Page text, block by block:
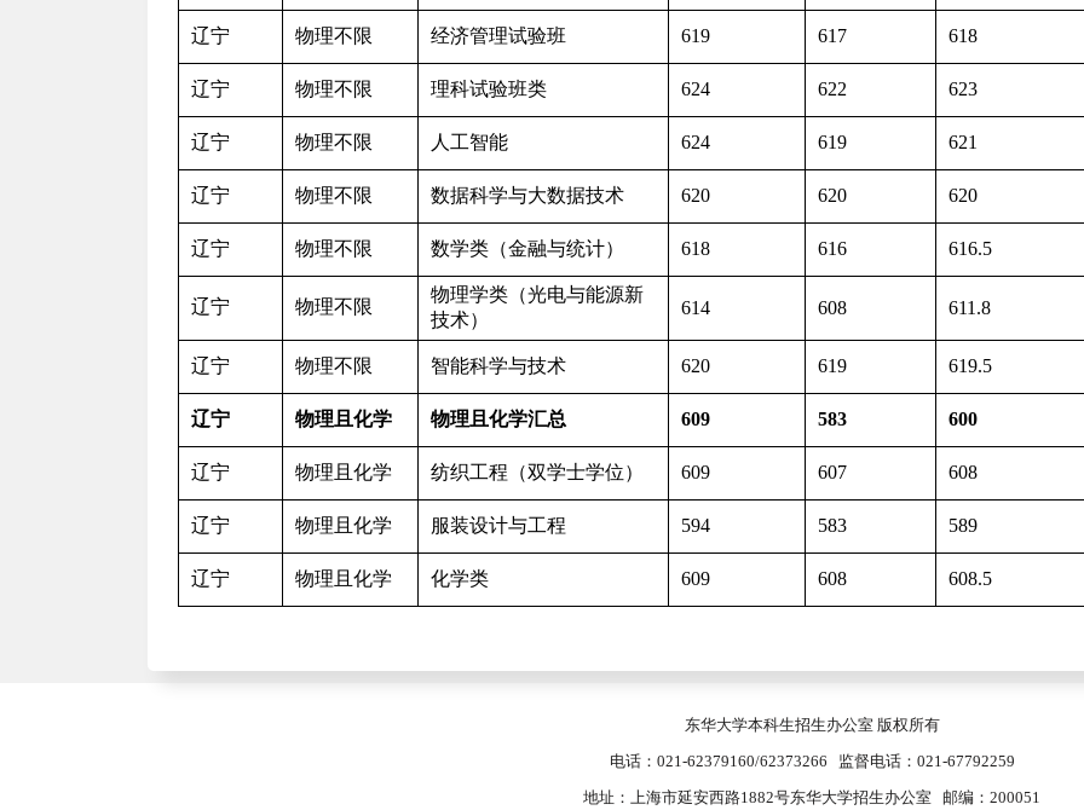
辽宁 物理不限 经济管理试验班 619 617 618
辽宁 物理不限 理科试验班类 624 622 623
辽宁 物理不限 人工智能 624 619 621
辽宁 物理不限 数据科学与大数据技术 620 620 620
辽宁 物理不限 数学类（金融与统计） 618 616 616.5
辽宁 物理不限
物理学类（光电与能源新
技术）
614 608 611.8
辽宁 物理不限 智能科学与技术 620 619 619.5
辽宁 物理且化学 物理且化学汇总 609 583 600
辽宁 物理且化学 纺织工程（双学士学位） 609 607 608
辽宁 物理且化学 服装设计与工程 594 583 589
辽宁 物理且化学 化学类 609 608 608.5
东华大学本科生招生办公室 版权所有
电话：021-62379160/62373266 监督电话：021-67792259
地址：上海市延安西路1882号东华大学招生办公室 邮编：200051